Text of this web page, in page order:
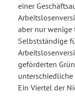
einer
aber nur wenige
Selbstständige
geförderten
Ein Viertel der